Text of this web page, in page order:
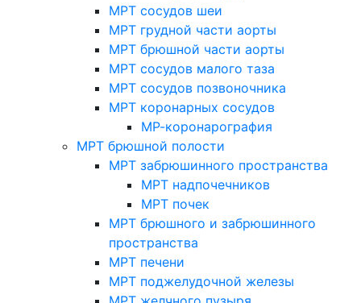
МРТ сосудов шеи
МРТ грудной части аорты
МРТ брюшной части аорты
МРТ сосудов малого таза
МРТ сосудов позвоночника
МРТ коронарных сосудов
МР-коронарография
МРТ брюшной полости
МРТ забрюшинного пространства
МРТ надпочечников
МРТ почек
МРТ брюшного и забрюшинного
пространства
МРТ печени
МРТ поджелудочной железы